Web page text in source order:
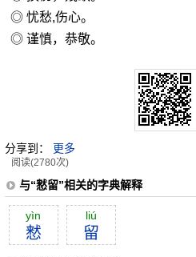
◎ 忧愁,伤心。
◎ 谨慎，恭敬。
分享到： 更多
阅读(2780次)
与“慭留”相关的字典解释
yìn
慭
liú
留